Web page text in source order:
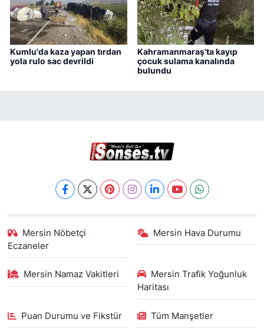
Kumlu'da kaza yapan tırdan
yola rulo sac devrildi
Kahramanmaraş'ta kayıp
çocuk sulama kanalında
bulundu
Mersin Nöbetçi
Eczaneler
Mersin Hava Durumu
Mersin Namaz Vakitleri
Mersin Trafik Yoğunluk
Haritası
Puan Durumu ve Fikstür Tüm Manşetler